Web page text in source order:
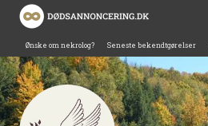
Ønske om nekrolog? Seneste bekendtgørelser